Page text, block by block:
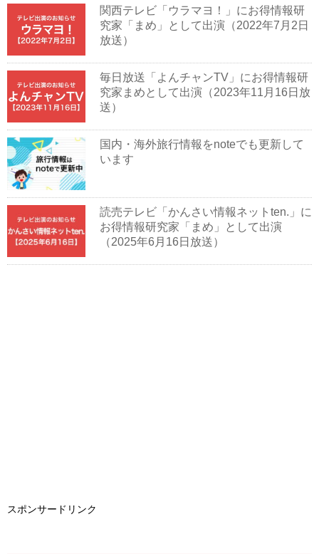
関西テレビ「ウラマヨ！」にお得情報研
究家「まめ」として出演（2022年7月2日
放送）
毎日放送「よんチャンTV」にお得情報研
究家まめとして出演（2023年11月16日放
送）
国内・海外旅行情報をnoteでも更新して
います
読売テレビ「かんさい情報ネットten.」に
お得情報研究家「まめ」として出演
（2025年6月16日放送）
スポンサードリンク